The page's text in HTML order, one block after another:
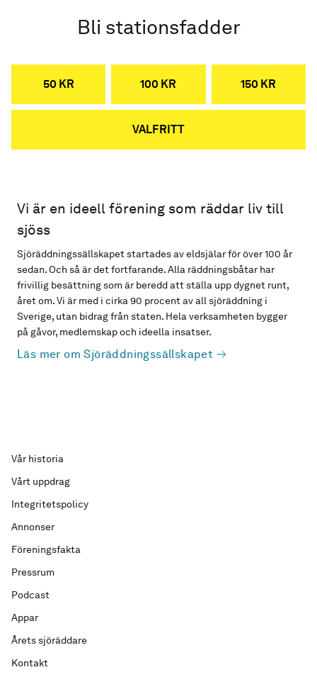
Bli stationsfadder
50 KR 100 KR 150 KR
VALFRITT
Vi är en ideell förening som räddar liv till
sjöss
Sjöräddningssällskapet startades av eldsjälar för över 100 år
sedan. Och så är det fortfarande. Alla räddningsbåtar har
frivillig besättning som är beredd att ställa upp dygnet runt,
året om. Vi är med i cirka 90 procent av all sjöräddning i
Sverige, utan bidrag från staten. Hela verksamheten bygger
på gåvor, medlemskap och ideella insatser.
Läs mer om Sjöräddningssällskapet
Vår historia
Vårt uppdrag
Integritetspolicy
Annonser
Föreningsfakta
Pressrum
Podcast
Appar
Årets sjöräddare
Kontakt